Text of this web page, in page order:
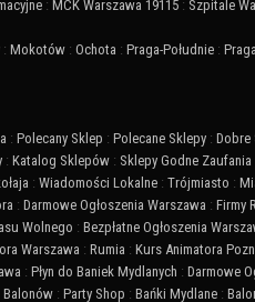
: MCK Warszawa 19115 : Szpitale
: Mokotów : Ochota : Praga-Południe :
: Polecany Sklep : Polecane Sklepy : Dobre
: Katalog Sklepów : Sklepy Godne Zaufania
: Wiadomości Lokalne : Trójmiasto :
: Darmowe Ogłoszenia Warszawa : Firmy
Wolnego : Bezpłatne Ogłoszenia
Warszawa : Rumia : Kurs Animatora
: Płyn do Baniek Mydlanych : Darmowe
: Party Shop : Bańki Mydlane :